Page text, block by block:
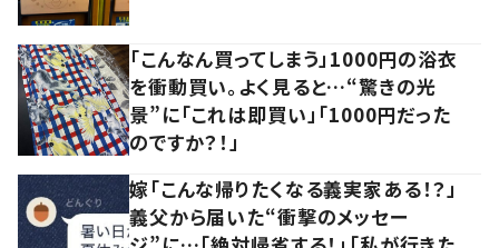
「こんなん買ってしまう」1000円の浴衣
を衝動買い。よく見ると…“驚きの光
景”に「これは即買い」「1000円だった
のですか？！」
嫁「こんな帰りたくなる義実家ある！？」
義父から届いた“衝撃のメッセー